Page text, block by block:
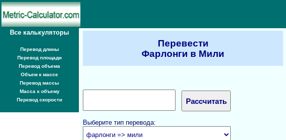
Все калькуляторы
Перевод длины
Перевод площади
Перевод объема
Объем к массе
Перевод массы
Масса к объему
Перевод скорости
Перевести
Фарлонги в Мили
Выберите тип перевода: